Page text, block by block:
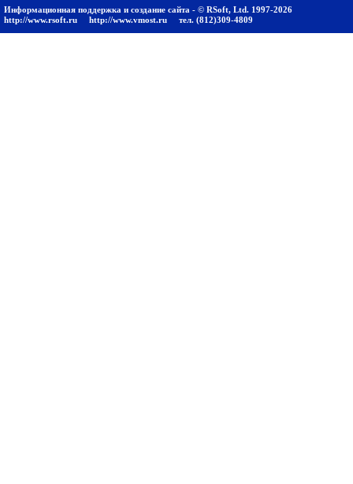
Информационная поддержка и создание сайта - © RSoft, Ltd. 1997-2026
http://www.rsoft.ru
http://www.vmost.ru тел. (812)309-4809